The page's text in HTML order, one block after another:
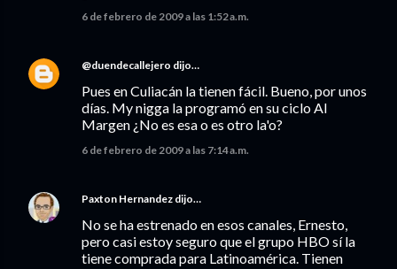
6 de febrero de 2009 a las 1:52 a.m.
@duendecallejero dijo…
Pues en Culiacán la tienen fácil. Bueno, por unos
días. My nigga la programó en su ciclo Al
Margen ¿No es esa o es otro la'o?
6 de febrero de 2009 a las 7:14 a.m.
Paxton Hernandez dijo…
No se ha estrenado en esos canales, Ernesto,
pero casi estoy seguro que el grupo HBO sí la
tiene comprada para Latinoamérica. Tienen